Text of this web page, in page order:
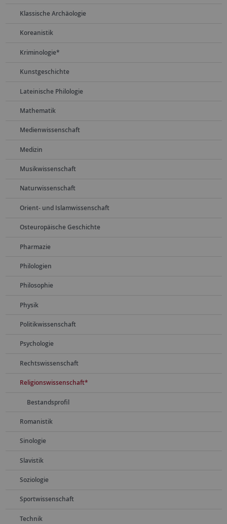
Klassische Archäologie
Koreanistik
Kriminologie*
Kunstgeschichte
Lateinische Philologie
Mathematik
Medienwissenschaft
Medizin
Musikwissenschaft
Naturwissenschaft
Orient- und Islamwissenschaft
Osteuropäische Geschichte
Pharmazie
Philologien
Philosophie
Physik
Politikwissenschaft
Psychologie
Rechtswissenschaft
Religionswissenschaft*
Bestandsprofil
Romanistik
Sinologie
Slavistik
Soziologie
Sportwissenschaft
Technik